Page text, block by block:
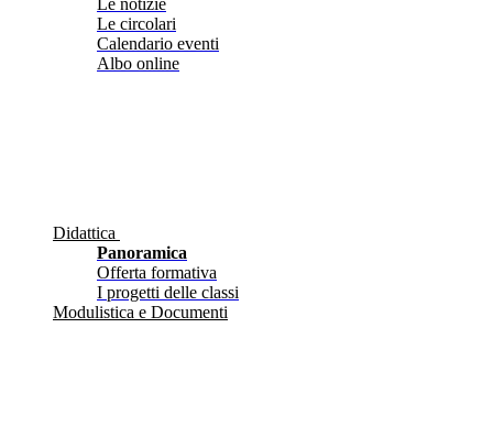
Le notizie
Le circolari
Calendario eventi
Albo online
Didattica
Panoramica
Offerta formativa
I progetti delle classi
Modulistica e Documenti